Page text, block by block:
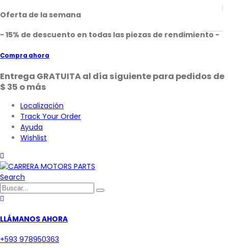
Oferta de la semana
- 15% de descuento en todas las piezas de rendimiento -
Compra ahora
Entrega GRATUITA al día siguiente para pedidos de
$ 35 o más
Localización
Track Your Order
Ayuda
Wishlist
Search
LLÁMANOS AHORA
+593 978950363